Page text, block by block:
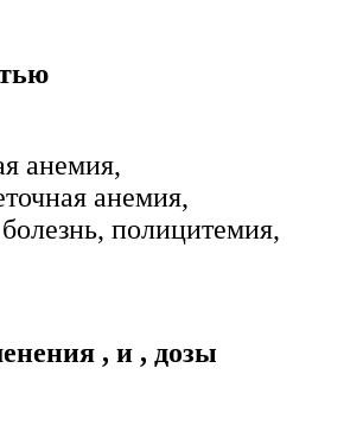
анемия,
анемия,
полицитемия,
, и , дозы